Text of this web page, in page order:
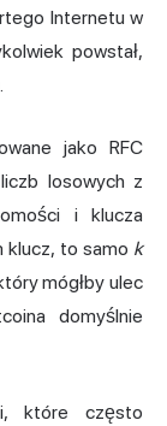
Internetu w
powstał,
jako RFC
losowych z
i klucza
klucz, to samo k
mógłby ulec
domyślnie
które często